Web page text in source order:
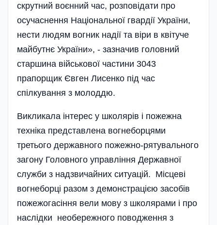
скрутний воєнний час, розповідати про
осучаснення Національної гвардії України,
нести людям вогник надії та віри в квітуче
майбутнє України», - зазначив головний
старшина військової частини 3043
прапорщик Євген Лисенко під час
спілкування з молоддю.
Викликала інтерес у школярів і пожежна
техніка представлена вогнеборцями
третього державного пожежно-рятувального
загону Головного управління Державної
служби з надзвичайних ситуацій. Місцеві
вогнеборці разом з демонстрацією засобів
пожежогасіння вели мову з школярами і про
наслідки необережного поводження з